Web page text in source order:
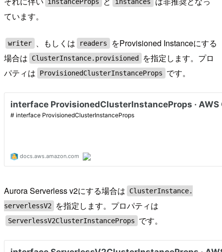
ています。
writer 、もしくは readers
をProvisioned Instanceにする
場合は
ClusterInstance.provisioned
を指定します。プロ
パティは
ProvisionedClusterInstanceProps です。
Aurora Serverless v2にする場合は
ClusterInstance.
serverlessV2
を指定します。プロパティは
ServerlessV2ClusterInstanceProps です。